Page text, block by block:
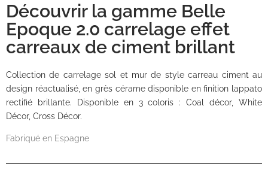
Découvrir la gamme Belle
Epoque 2.0 carrelage effet
carreaux de ciment brillant
Collection de carrelage sol et mur de style carreau ciment au
design réactualisé, en grès cérame disponible en finition lappato
rectifié brillante. Disponible en 3 coloris : Coal décor, White
Décor, Cross Décor.
Fabriqué en Espagne